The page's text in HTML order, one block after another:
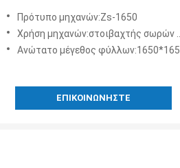
παλετών εγγράφου που συλλέγει
τη μηχανή
Πρότυπο μηχανών:Zs-1650
Χρήση μηχανών:στοιβαχτής σωρών παλετών
Ανώτατο μέγεθος φύλλων:1650*1650mm
ΕΠΙΚΟΙΝΩΝΉΣΤΕ